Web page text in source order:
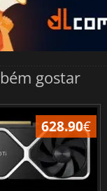
gostar
628.90€